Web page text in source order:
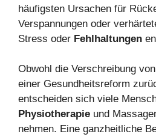
häufigsten Ursachen für
Verspannungen oder
Stress oder Fehlhaltungen
Obwohl die Verschreibung
einer Gesundheitsreform
entscheiden sich viele
Physiotherapie und
nehmen. Eine ganzheitliche